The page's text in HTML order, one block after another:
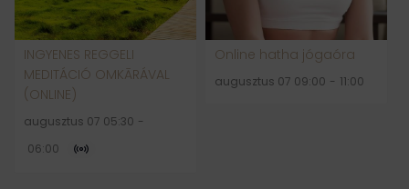
INGYENES REGGELI
MEDITÁCIÓ OMKĀRÁVAL
(ONLINE)
augusztus 07 05:30 -
06:00
Online hatha jógaóra
augusztus 07 09:00 - 11:00